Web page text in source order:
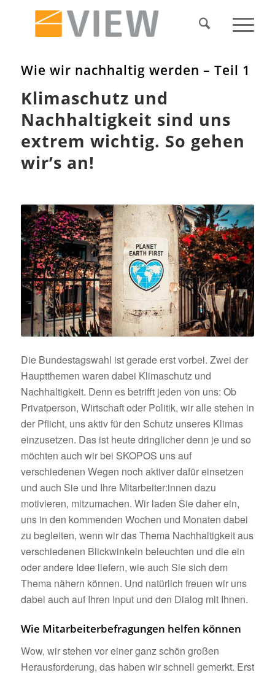
Wie wir nachhaltig werden – Teil 1
Klimaschutz und
Nachhaltigkeit sind uns
extrem wichtig. So gehen
wir’s an!
Die Bundestagswahl ist gerade erst vorbei. Zwei der
Hauptthemen waren dabei Klimaschutz und
Nachhaltigkeit. Denn es betrifft jeden von uns: Ob
Privatperson, Wirtschaft oder Politik, wir alle stehen in
der Pflicht, uns aktiv für den Schutz unseres Klimas
einzusetzen. Das ist heute dringlicher denn je und so
möchten auch wir bei SKOPOS uns auf
verschiedenen Wegen noch aktiver dafür einsetzen
und auch Sie und Ihre Mitarbeiter:innen dazu
motivieren, mitzumachen. Wir laden Sie daher ein,
uns in den kommenden Wochen und Monaten dabei
zu begleiten, wenn wir das Thema Nachhaltigkeit aus
verschiedenen Blickwinkeln beleuchten und die ein
oder andere Idee liefern, wie auch Sie sich dem
Thema nähern können. Und natürlich freuen wir uns
dabei auch auf Ihren Input und den Dialog mit Ihnen.
Wie Mitarbeiterbefragungen helfen können
Wow, wir stehen vor einer ganz schön großen
Herausforderung, das haben wir schnell gemerkt. Erst